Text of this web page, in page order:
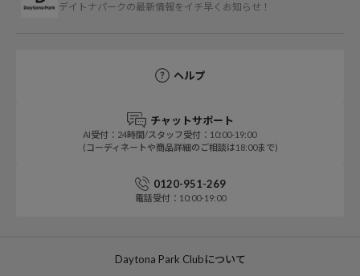
デイトナパークの最新情報をイチ早くお知らせ！
ヘルプ
チャットサポート
AI受付：24時間/スタッフ受付：10:00-19:00
(コーディネートや商品詳細のご相談は18:00まで)
0120-951-269
電話受付：10:00-19:00
Daytona Park Clubについて